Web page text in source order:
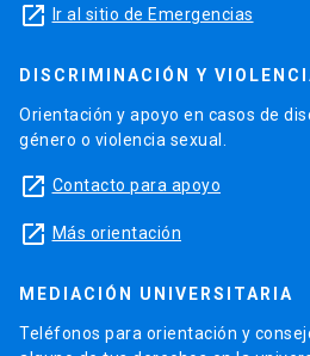
launch Ir al sitio de Emergencias
DISCRIMINACIÓN Y
Orientación y apoyo en casos de
género o violencia sexual.
launch Contacto para apoyo
launch Más orientación
MEDIACIÓN UNIVERSITARIA
Teléfonos para orientación y